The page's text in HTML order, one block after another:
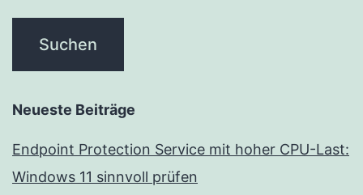
Neueste Beiträge
Endpoint Protection Service mit hoher CPU-Last:
Windows 11 sinnvoll prüfen